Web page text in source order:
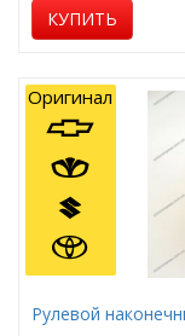
КУПИТЬ
Рулевой
Оригинал